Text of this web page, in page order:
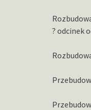
? odcinek